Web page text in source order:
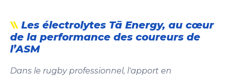
Les électrolytes Tā Energy, au cœur
de la performance des coureurs de
l’ASM
Dans le rugby professionnel, l'apport en